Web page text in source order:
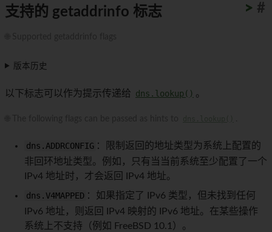
支持的 getaddrinfo 标志 #
>
>
>
>
>
>
>
>
>
>
版本历史
以下标志可以作为提示传递给 dns.lookup() 。
dns.ADDRCONFIG ：限制返回的地址类型为系统上配置的
非回环地址类型。例如，只有当当前系统至少配置了一个
IPv4 地址时，才会返回 IPv4 地址。
dns.V4MAPPED ：如果指定了 IPv6 类型，但未找到任何
IPv6 地址，则返回 IPv4 映射的 IPv6 地址。在某些操作
系统上不支持（例如 FreeBSD 10.1）。